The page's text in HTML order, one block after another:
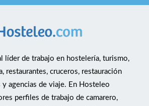
líder de trabajo en hostelería, turismo,
restaurantes, cruceros, restauración
agencias de viaje. En Hosteleo
perfiles de trabajo de camarero,